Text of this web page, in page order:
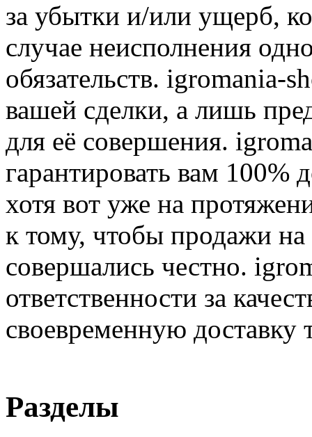
за убытки и/или ущерб,
случае неисполнения
обязательств. igromania-
вашей сделки, а лишь
для её совершения.
гарантировать вам 100%
хотя вот уже на
к тому, чтобы продажи
совершались честно.
ответственности за
своевременную доставку
Разделы